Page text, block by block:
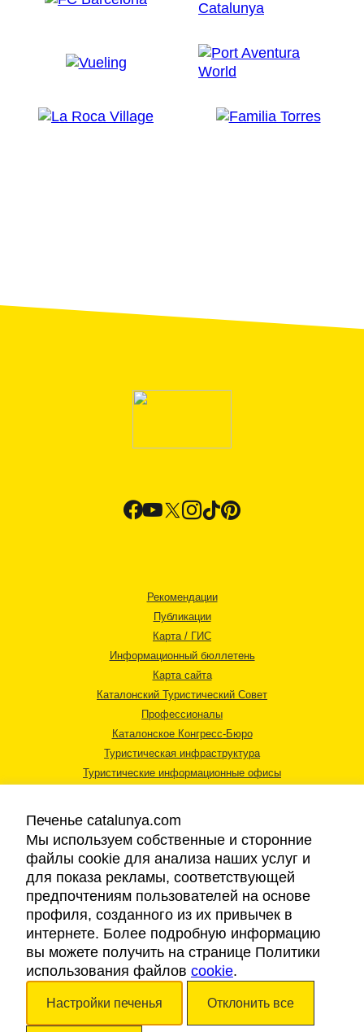
Рекомендации
Публикации
Карта / ГИС
Информационный бюллетень
Карта сайта
Каталонский Туристический Совет
Профессионалы
Каталонское Конгресс-Бюро
Туристическая инфраструктура
Туристические информационные офисы
Правовая информация
Cookies
Доступность
Авторские права © 2026. Каталонский Туристический Совет. Все права
Печенье catalunya.com
Мы используем собственные и сторонние
файлы cookie для анализа наших услуг и
для показа рекламы, соответствующей
предпочтениям пользователей на основе
профиля, созданного из их привычек в
интернете. Более подробную информацию
вы можете получить на странице Политики
использования файлов cookie.
Настройки печенья Отклонить все